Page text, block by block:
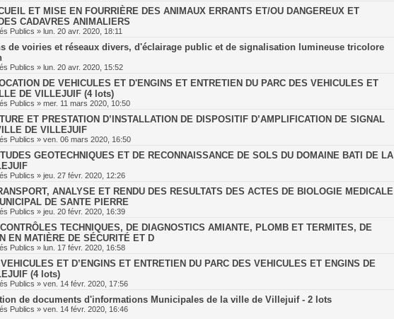
ET MISE EN FOURRIÈRE DES ANIMAUX ERRANTS ET/OU DANGEREUX ET
CADAVRES ANIMALIERS
Publics » lun. 20 avr. 2020, 18:11
de voiries et réseaux divers, d'éclairage public et de signalisation lumineuse tricolore
Publics » lun. 20 avr. 2020, 15:52
DE VEHICULES ET D'ENGINS ET ENTRETIEN DU PARC DES VEHICULES ET
DE VILLEJUIF (4 lots)
Publics » mer. 11 mars 2020, 10:50
ET PRESTATION D’INSTALLATION DE DISPOSITIF D’AMPLIFICATION DE SIGNAL
DE VILLEJUIF
Publics » ven. 06 mars 2020, 16:50
GEOTECHNIQUES ET DE RECONNAISSANCE DE SOLS DU DOMAINE BATI DE LA
Publics » jeu. 27 févr. 2020, 12:26
ANALYSE ET RENDU DES RESULTATS DES ACTES DE BIOLOGIE MEDICALE
DE SANTE PIERRE
Publics » jeu. 20 févr. 2020, 16:39
TECHNIQUES, DE DIAGNOSTICS AMIANTE, PLOMB ET TERMITES, DE
EN MATIÈRE DE SÉCURITÉ ET D
Publics » lun. 17 févr. 2020, 16:58
ET D’ENGINS ET ENTRETIEN DU PARC DES VEHICULES ET ENGINS DE
(4 lots)
Publics » ven. 14 févr. 2020, 17:56
de documents d'informations Municipales de la ville de Villejuif - 2 lots
Publics » ven. 14 févr. 2020, 16:46